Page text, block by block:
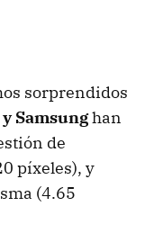
sorprendidos
Samsunghan
de
píxeles), y
(4.65